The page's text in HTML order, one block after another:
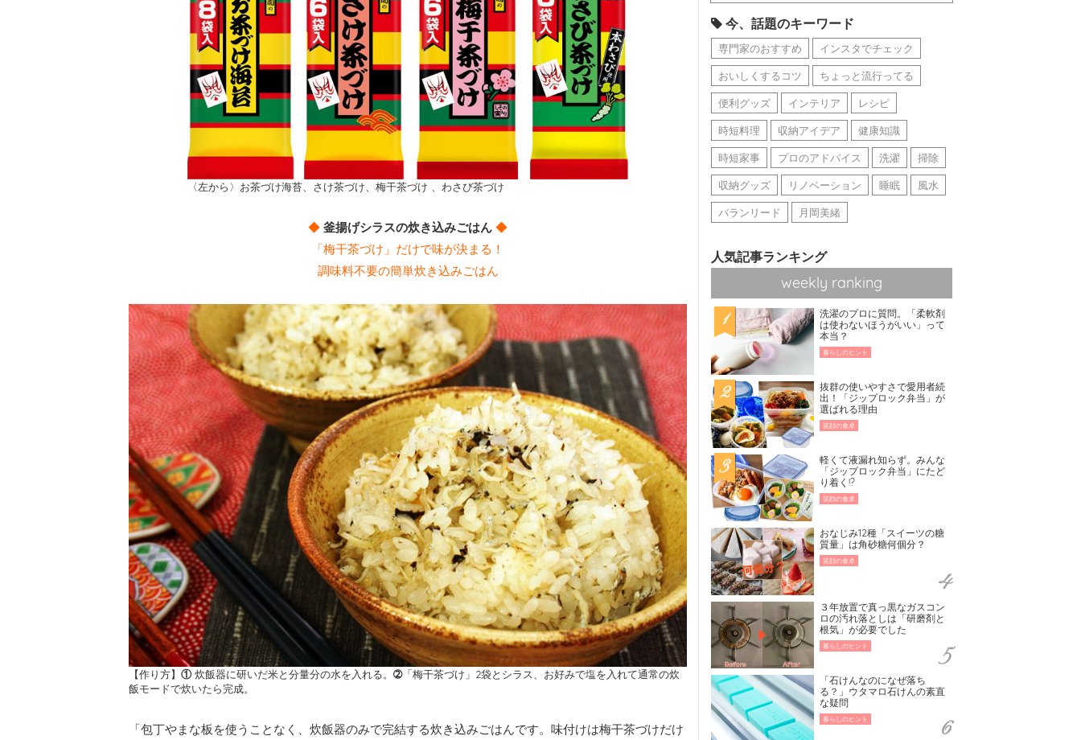
〈左から〉お茶づけ海苔、さけ茶づけ、梅干茶づけ 、わさび茶づけ
◆ 釜揚げシラスの炊き込みごはん ◆
「梅干茶づけ」だけで味が決まる！
調味料不要の簡単炊き込みごはん
【作り方】 ① 炊飯器に研いだ米と分量分の水を入れる。 ➁「梅干茶づけ」2袋とシラス、お好みで塩を入れて通常の炊
飯モードで炊いたら完成。
「包丁やまな板を使うことなく、炊飯器のみで完結する炊き込みごはんです。味付けは梅干茶づけだけ
今、話題のキーワード
専門家のおすすめ インスタでチェック
おいしくするコツ ちょっと流行ってる
便利グッズ インテリア レシピ
時短料理 収納アイデア 健康知識
時短家事 プロのアドバイス 洗濯 掃除
収納グッズ リノベーション 睡眠 風水
バランリード 月岡美緒
人気記事ランキング
weekly ranking
洗濯のプロに質問。「柔軟剤
は使わないほうがいい」って
本当？
暮らしのヒント
抜群の使いやすさで愛用者続
出！「ジップロック弁当」が
選ばれる理由
笑顔の食卓
軽くて液漏れ知らず。みんな
「ジップロック弁当」にたど
り着く!?
笑顔の食卓
おなじみ12種「スイーツの糖
質量」は角砂糖何個分？
笑顔の食卓
３年放置で真っ黒なガスコン
ロの汚れ落としは「研磨剤と
根気」が必要でした
暮らしのヒント
「石けんなのになぜ落ち
る？」ウタマロ石けんの素直
な疑問
暮らしのヒント